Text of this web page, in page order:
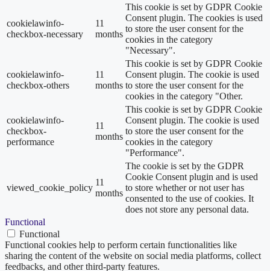
cookielawinfo-
checkbox-necessary
11
months
This cookie is set by GDPR Cookie
Consent plugin. The cookies is used
to store the user consent for the
cookies in the category
"Necessary".
cookielawinfo-
checkbox-others
11
months
This cookie is set by GDPR Cookie
Consent plugin. The cookie is used
to store the user consent for the
cookies in the category "Other.
cookielawinfo-
checkbox-
performance
11
months
This cookie is set by GDPR Cookie
Consent plugin. The cookie is used
to store the user consent for the
cookies in the category
"Performance".
viewed_cookie_policy
11
months
The cookie is set by the GDPR
Cookie Consent plugin and is used
to store whether or not user has
consented to the use of cookies. It
does not store any personal data.
Functional
Functional
Functional cookies help to perform certain functionalities like
sharing the content of the website on social media platforms, collect
feedbacks, and other third-party features.